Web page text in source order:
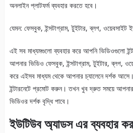
অনলাইন প্লাটফর্ম ব্যবহার করতে হবে।
যেমন: ফেসবুক, ইন্সটাগ্রাম, টুইটার, ব্লগ, ওয়েবসাইট
এই সব মাধ্যমগুলো ব্যবহার করে আপনি ভিডিওগুলো
আপনার ভিডিও ফেসবুক, ইন্সটাগ্রাম, টুইটার, ব্লগ,
করে এইসব মাধ্যম থেকে আপনার চ্যালেনে দর্শক
ইন্টারনেটে প্রমোট করুন। তখন খুব দ্রুত সময়ে আপনার
ভিডিওর দর্শক বৃদ্ধি পাবে।
ইউটিউব অ্যাডস এর ব্যবহার